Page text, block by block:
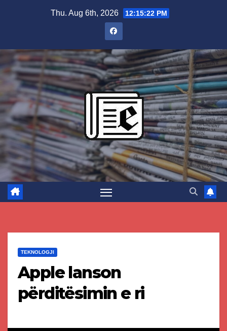
Thu. Aug 6th, 2026 12:15:23 PM
TEKNOLOGJI
Apple lanson
përditësimin e ri